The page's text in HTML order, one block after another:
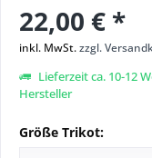
22,00 € *
inkl. MwSt.zzgl.
Lieferzeit ca. 10-12
Hersteller
Größe Trikot: